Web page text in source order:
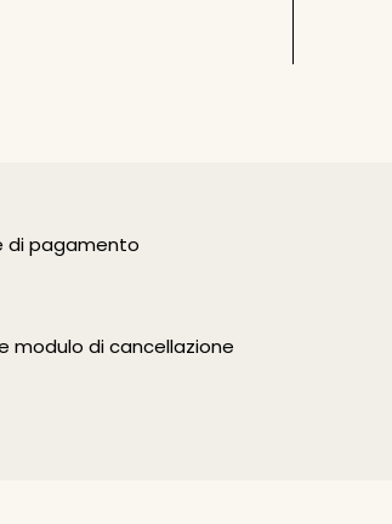
di pagamento
modulo di cancellazione